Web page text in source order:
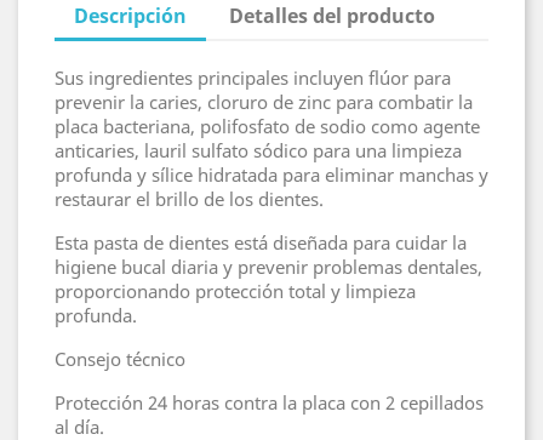
Descripción Detalles del producto
Sus ingredientes principales incluyen flúor para
prevenir la caries, cloruro de zinc para combatir la
placa bacteriana, polifosfato de sodio como agente
anticaries, lauril sulfato sódico para una limpieza
profunda y sílice hidratada para eliminar manchas y
restaurar el brillo de los dientes.
Esta pasta de dientes está diseñada para cuidar la
higiene bucal diaria y prevenir problemas dentales,
proporcionando protección total y limpieza
profunda.
Consejo técnico
Protección 24 horas contra la placa con 2 cepillados
al día.